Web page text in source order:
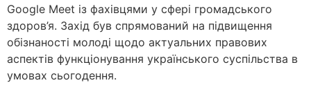
Google Meet із фахівцями у сфері громадського
здоров’я. Захід був спрямований на підвищення
обізнаності молоді щодо актуальних правових
аспектів функціонування українського суспільства в
умовах сьогодення.